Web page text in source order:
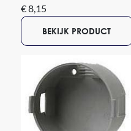
€ 8,15
BEKIJK PRODUCT